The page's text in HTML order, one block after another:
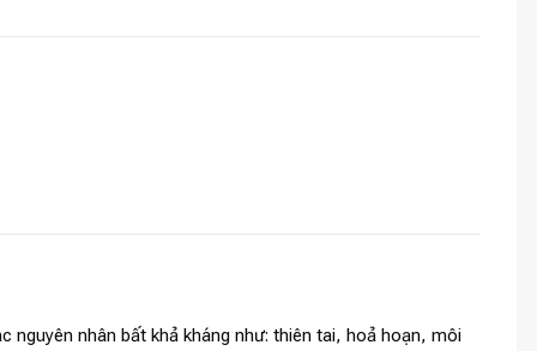
nhân bất khả kháng như: thiên tai, hoả hoạn, môi